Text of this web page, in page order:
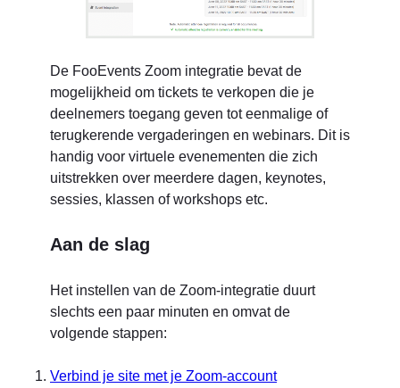
De FooEvents Zoom integratie bevat de
mogelijkheid om tickets te verkopen die je
deelnemers toegang geven tot eenmalige of
terugkerende vergaderingen en webinars. Dit is
handig voor virtuele evenementen die zich
uitstrekken over meerdere dagen, keynotes,
sessies, klassen of workshops etc.
Aan de slag
Het instellen van de Zoom-integratie duurt
slechts een paar minuten en omvat de
volgende stappen:
Verbind je site met je Zoom-account